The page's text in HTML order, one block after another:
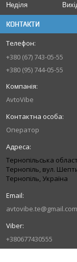
Неділя
КОНТАКТИ
+380 (67) 743-05-55
+380 (95) 744-05-55
AvtoVibe
Оператор
Тернопільська
Тернопіль, вул.
Тернопіль, Україна
avtovibe.te@gmail.com
+380677430555